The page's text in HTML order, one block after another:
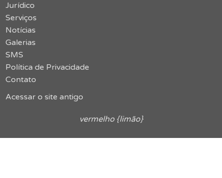
Jurídico
Serviços
Notícias
Galerias
SMS
Política de Privacidade
Contato
Acessar o site antigo
vermelho {limão}